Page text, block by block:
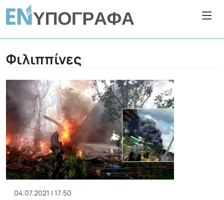
Φιλιππίνες
04.07.2021 | 17:50